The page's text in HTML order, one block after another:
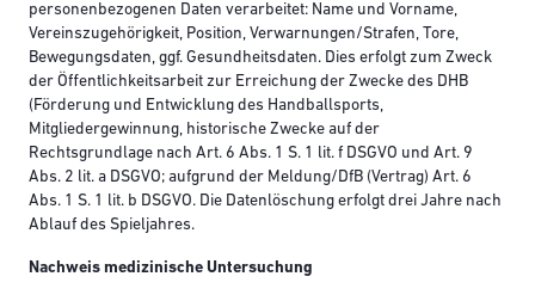
personenbezogenen Daten verarbeitet: Name und Vorname,
Vereinszugehörigkeit, Position, Verwarnungen/Strafen, Tore,
Bewegungsdaten, ggf. Gesundheitsdaten. Dies erfolgt zum Zweck
der Öffentlichkeitsarbeit zur Erreichung der Zwecke des DHB
(Förderung und Entwicklung des Handballsports,
Mitgliedergewinnung, historische Zwecke auf der
Rechtsgrundlage nach Art. 6 Abs. 1 S. 1 lit. f DSGVO und Art. 9
Abs. 2 lit. a DSGVO; aufgrund der Meldung/DfB (Vertrag) Art. 6
Abs. 1 S. 1 lit. b DSGVO. Die Datenlöschung erfolgt drei Jahre nach
Ablauf des Spieljahres.
Nachweis medizinische Untersuchung